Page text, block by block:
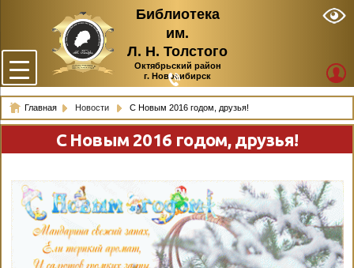
Библиотека
им.
Л. Н. Толстого
Октябрьский район
г. Новосибирск
Главная Новости С Новым 2016 годом, друзья!
С Новым 2016 годом, друзья!